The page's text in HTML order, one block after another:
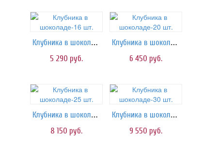
Клубника в шоколаде-16 шт.
5 290 руб.
Клубника в шоколаде-20 шт.
6 450 руб.
Клубника в шоколаде-25 шт.
8 150 руб.
Клубника в шоколаде-30 шт.
9 550 руб.